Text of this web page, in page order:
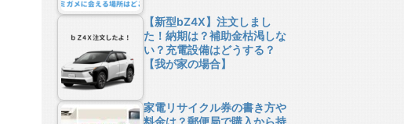
【新型bZ4X】注文しまし
た！納期は？補助金枯渇しな
い？充電設備はどうする？
【我が家の場合】
家電リサイクル券の書き方や
料金は？郵便局で購入から持